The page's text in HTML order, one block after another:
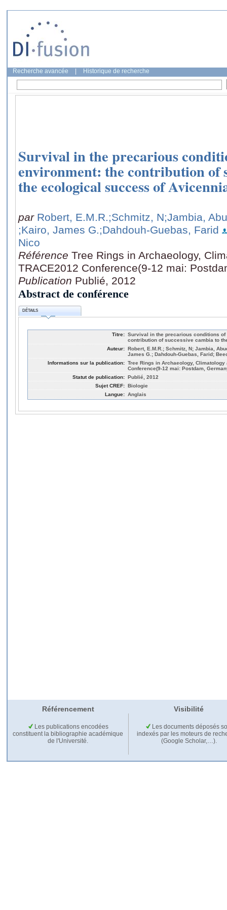
Recherche avancée Historique de recherche
Survival in the precarious
environment: the contribution of
the ecological success of
par Robert, E.M.R.;Schmitz, N;Jambia,
;Kairo, James G.;Dahdouh-Guebas, Farid
Nico
Référence Tree Rings in Archaeology,
TRACE2012 Conference(9-12 mai:
Publication Publié, 2012
Abstract de conférence
DÉTAILS
Titre: Survival in the precarious conditions of
contribution of successive cambia to
Auteur: Robert, E.M.R.; Schmitz, N; Jambia,
James G.; Dahdouh-Guebas, Farid;
Informations sur la publication: Tree Rings in Archaeology, Climatology
Conference(9-12 mai: Postdam,
Statut de publication: Publié, 2012
Sujet CREF: Biologie
Langue: Anglais
Référencement Visibilité
Les publications encodées
constituent la bibliographie académique
de l'Université.
Les documents déposés
indexés par les moteurs de
(Google Scholar,…).